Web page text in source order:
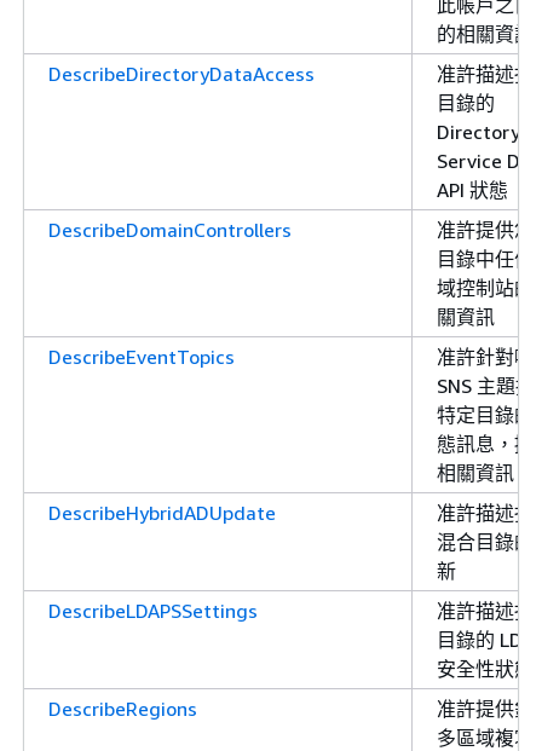
的相關資訊
DescribeDirectoryDataAccess
准許描述指
目錄的
Directory
Service
API 狀態
DescribeDomainControllers
准許提供您
目錄中任何
域控制站的
關資訊
DescribeEventTopics
准許針對哪
SNS 主題接
特定目錄的
態訊息，提
相關資訊
DescribeHybridADUpdate
准許描述指
混合目錄的
新
DescribeLDAPSSettings
准許描述指
目錄的
安全性狀態
DescribeRegions
准許提供針
多區域複寫